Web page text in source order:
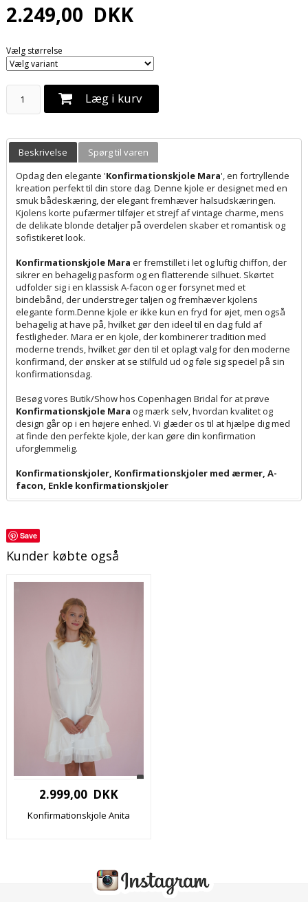
2.249,00 DKK
Vælg størrelse
Læg i kurv
Beskrivelse
Spørg til varen
Opdag den elegante 'Konfirmationskjole Mara', en fortryllende
kreation perfekt til din store dag. Denne kjole er designet med en
smuk bådeskæring, der elegant fremhæver halsudskæringen.
Kjolens korte pufærmer tilføjer et strejf af vintage charme, mens
de delikate blonde detaljer på overdelen skaber et romantisk og
sofistikeret look.
Konfirmationskjole Mara er fremstillet i let og luftig chiffon, der
sikrer en behagelig pasform og en flatterende silhuet. Skørtet
udfolder sig i en klassisk A-facon og er forsynet med et
bindebånd, der understreger taljen og fremhæver kjolens
elegante form.Denne kjole er ikke kun en fryd for øjet, men også
behagelig at have på, hvilket gør den ideel til en dag fuld af
festligheder. Mara er en kjole, der kombinerer tradition med
moderne trends, hvilket gør den til et oplagt valg for den moderne
konfirmand, der ønsker at se stilfuld ud og føle sig speciel på sin
konfirmationsdag.
Besøg vores Butik/Show hos Copenhagen Bridal for at prøve
Konfirmationskjole Mara og mærk selv, hvordan kvalitet og
design går op i en højere enhed. Vi glæder os til at hjælpe dig med
at finde den perfekte kjole, der kan gøre din konfirmation
uforglemmelig.
Konfirmationskjoler, Konfirmationskjoler med ærmer, A-
facon Enkle konfirmationskjoler
Save
Kunder købte også
2.999,00 DKK
Konfirmationskjole Anita